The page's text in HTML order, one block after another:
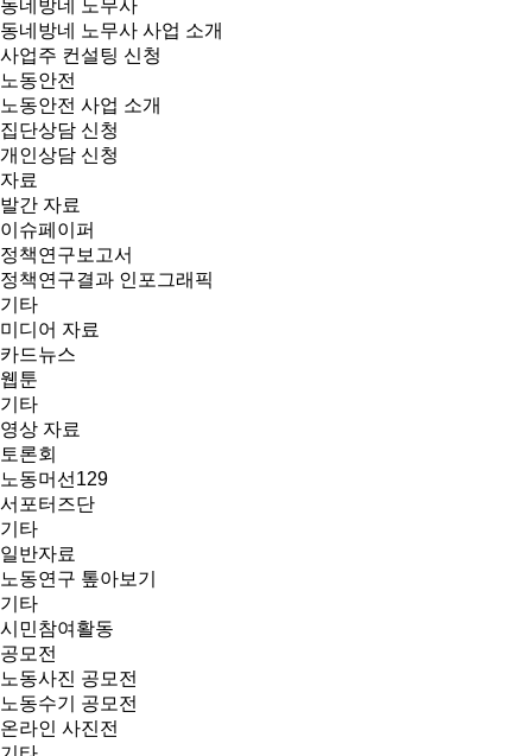
동네방네 노무사
동네방네 노무사 사업 소개
사업주 컨설팅 신청
노동안전
노동안전 사업 소개
집단상담 신청
개인상담 신청
자료
발간 자료
이슈페이퍼
정책연구보고서
정책연구결과 인포그래픽
기타
미디어 자료
카드뉴스
웹툰
기타
영상 자료
토론회
노동머선129
서포터즈단
기타
일반자료
노동연구 톺아보기
기타
시민참여활동
공모전
노동사진 공모전
노동수기 공모전
온라인 사진전